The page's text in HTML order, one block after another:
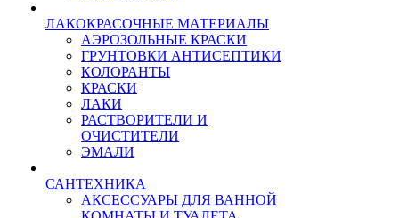
ЛАКОКРАСОЧНЫЕ МАТЕРИАЛЫ
АЭРОЗОЛЬНЫЕ КРАСКИ
ГРУНТОВКИ АНТИСЕПТИКИ
КОЛОРАНТЫ
КРАСКИ
ЛАКИ
РАСТВОРИТЕЛИ И
ОЧИСТИТЕЛИ
ЭМАЛИ
САНТЕХНИКА
АКСЕССУАРЫ ДЛЯ ВАННОЙ